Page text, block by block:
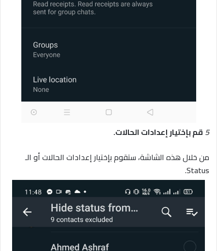
5 قم بإختيار إعدادات الحالات.
من خلال هذه الشاشة، ستقوم بإختيار إعدادات الحالات أو الـ
Status.